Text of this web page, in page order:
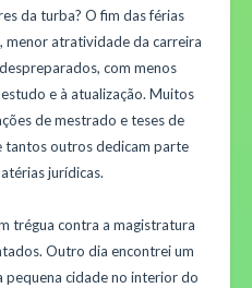
da turba? O fim das férias
menor atratividade da carreira
com menos
e à atualização. Muitos
de mestrado e teses de
tantos outros dedicam parte
jurídicas.
trégua contra a magistratura
Outro dia encontrei um
pequena cidade no interior do